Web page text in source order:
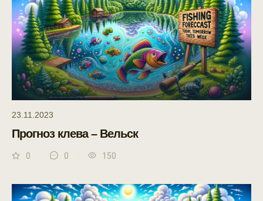
23.11.2023
Прогноз клева – Вельск
0 0 150